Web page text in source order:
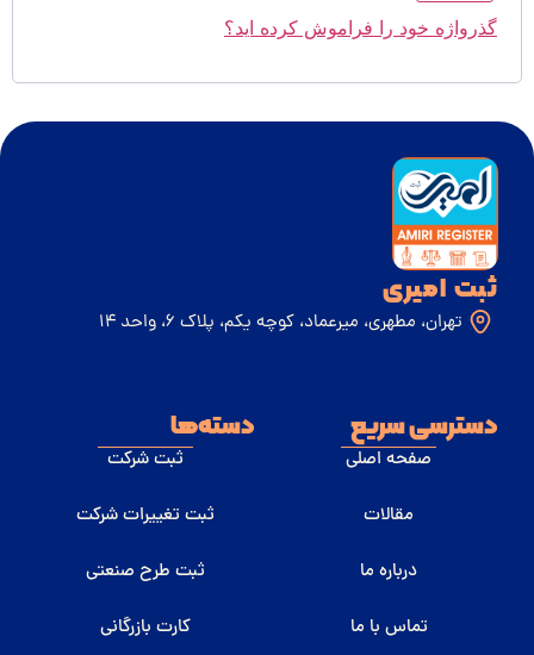
گذرواژه خود را فراموش کرده اید؟
ثبت امیری
تهران، مطهری، میرعماد، کوچه یکم، پلاک 6، واحد 14
دسته‌ها
ثبت شرکت
ثبت تغییرات شرکت
ثبت طرح صنعتی
کارت بازرگانی
دسترسی سریع
صفحه اصلی
مقالات
درباره ما
تماس با ما